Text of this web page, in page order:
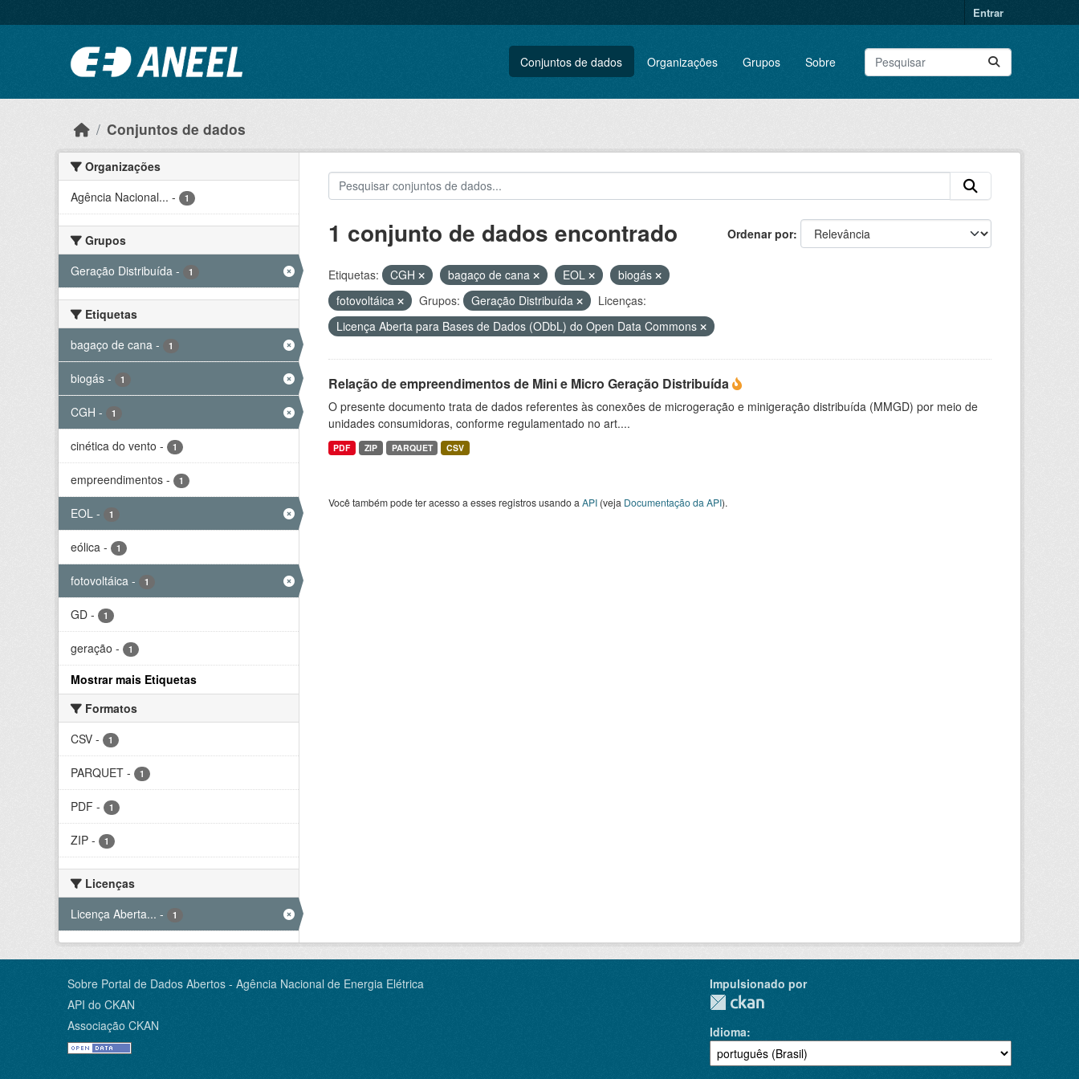
Entrar
Conjuntos de dados Organizações Grupos Sobre
Conjuntos de dados
Organizações
Agência Nacional... - 1
Grupos
Geração Distribuída - 1
Etiquetas
bagaço de cana - 1
biogás - 1
CGH - 1
cinética do vento - 1
empreendimentos - 1
EOL - 1
eólica - 1
fotovoltáica - 1
GD - 1
geração - 1
Mostrar mais Etiquetas
Formatos
CSV - 1
PARQUET - 1
PDF - 1
ZIP - 1
Licenças
Licença Aberta... - 1
Ordenar por
1 conjunto de dados encontrado
Etiquetas: CGH bagaço de cana EOL
biogás
fotovoltáica
Grupos: Geração Distribuída
Licenças:
Licença Aberta para Bases de Dados (ODbL) do Open Data Commons
Relação de empreendimentos de Mini e Micro Geração Distribuída
O presente documento trata de dados referentes às conexões de microgeração e minigeração distribuída (MMGD) por meio de
unidades consumidoras, conforme regulamentado no art....
PDF ZIP PARQUET CSV
Você também pode ter acesso a esses registros usando a API(veja Documentação da API).
Sobre Portal de Dados Abertos - Agência Nacional de Energia Elétrica
API do CKAN
Associação CKAN
Impulsionado por
Idioma